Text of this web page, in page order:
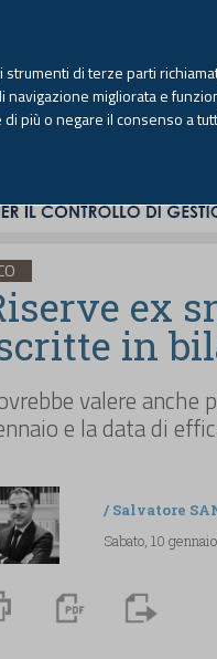
ex
in
valere
e la data di
/ Salvatore
Sabato, 10
strumenti di terze parti
navigazione migliorata e
più o negare il consenso a